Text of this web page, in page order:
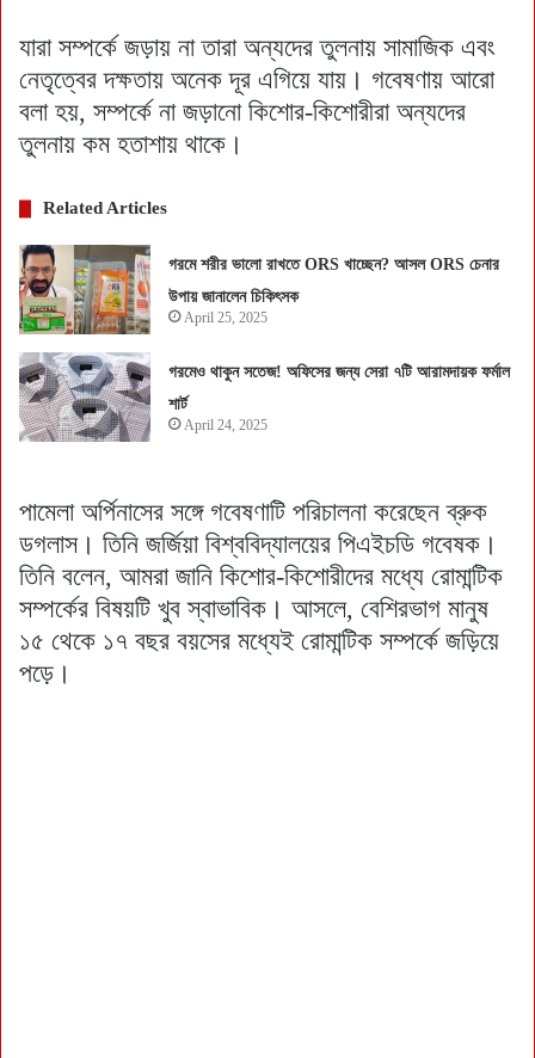
যারা সম্পর্কে জড়ায় না তারা অন্যদের তুলনায় সামাজিক এবং
নেতৃত্বের দক্ষতায় অনেক দূর এগিয়ে যায়। গবেষণায় আরো
বলা হয়, সম্পর্কে না জড়ানো কিশোর-কিশোরীরা অন্যদের
তুলনায় কম হতাশায় থাকে।
Related Articles
গরমে শরীর ভালো রাখতে ORS খাচ্ছেন? আসল ORS চেনার
উপায় জানালেন চিকিৎসক
April 25, 2025
গরমেও থাকুন সতেজ! অফিসের জন্য সেরা ৭টি আরামদায়ক ফর্মাল
শার্ট
April 24, 2025
পামেলা অর্পিনাসের সঙ্গে গবেষণাটি পরিচালনা করেছেন ব্রুক
ডগলাস। তিনি জর্জিয়া বিশ্ববিদ্যালয়ের পিএইচডি গবেষক।
তিনি বলেন, আমরা জানি কিশোর-কিশোরীদের মধ্যে রোমান্টিক
সম্পর্কের বিষয়টি খুব স্বাভাবিক। আসলে, বেশিরভাগ মানুষ
১৫ থেকে ১৭ বছর বয়সের মধ্যেই রোমান্টিক সম্পর্কে জড়িয়ে
পড়ে।